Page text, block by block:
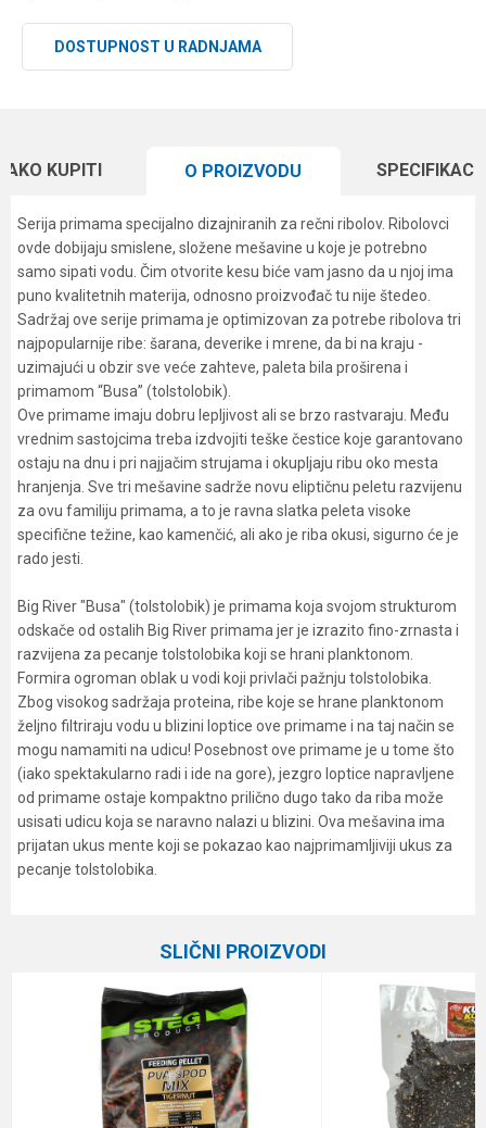
DOSTUPNOST U RADNJAMA
KUPITI O PROIZVODU
Serija primama specijalno dizajniranih za rečni ribolov. Ribolovci
ovde dobijaju smislene, složene mešavine u koje je potrebno
samo sipati vodu. Čim otvorite kesu biće vam jasno da u njoj ima
puno kvalitetnih materija, odnosno proizvođač tu nije štedeo.
Sadržaj ove serije primama je optimizovan za potrebe ribolova tri
najpopularnije ribe: šarana, deverike i mrene, da bi na kraju -
uzimajući u obzir sve veće zahteve, paleta bila proširena i
primamom “Busa” (tolstolobik).
Ove primame imaju dobru lepljivost ali se brzo rastvaraju. Među
vrednim sastojcima treba izdvojiti teške čestice koje garantovano
ostaju na dnu i pri najjačim strujama i okupljaju ribu oko mesta
hranjenja. Sve tri mešavine sadrže novu eliptičnu peletu razvijenu
za ovu familiju primama, a to je ravna slatka peleta visoke
specifične težine, kao kamenčić, ali ako je riba okusi, sigurno će je
rado jesti.
Big River "Busa" (tolstolobik) je primama koja svojom strukturom
odskače od ostalih Big River primama jer je izrazito fino-zrnasta i
razvijena za pecanje tolstolobika koji se hrani planktonom.
Formira ogroman oblak u vodi koji privlači pažnju tolstolobika.
Zbog visokog sadržaja proteina, ribe koje se hrane planktonom
željno filtriraju vodu u blizini loptice ove primame i na taj način se
mogu namamiti na udicu! Posebnost ove primame je u tome što
(iako spektakularno radi i ide na gore), jezgro loptice napravljene
od primame ostaje kompaktno prilično dugo tako da riba može
usisati udicu koja se naravno nalazi u blizini. Ova mešavina ima
prijatan ukus mente koji se pokazao kao najprimamljiviji ukus za
pecanje tolstolobika.
SLIČNI PROIZVODI